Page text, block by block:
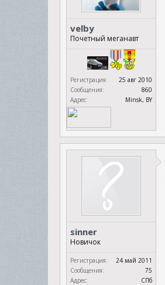
velby
Почетный меганавт
Регистрация:
25 авг 2010
Сообщения:
860
Адрес:
Minsk, BY
sinner
Новичок
Регистрация:
24 май 2011
Сообщения:
75
Адрес:
СПб